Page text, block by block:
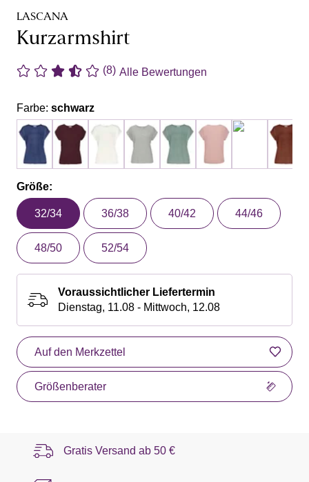
LASCANA
Kurzarmshirt
(8) Alle Bewertungen
Farbe: schwarz
Größe:
32/34 36/38 40/42 44/46
48/50 52/54
Voraussichtlicher Liefertermin
Dienstag, 11.08 - Mittwoch, 12.08
Auf den Merkzettel
Größenberater
Gratis Versand ab 50 €